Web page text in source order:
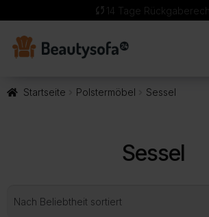
local_shippingKostenlose Lieferung
Startseite Polstermöbel Sessel
Sessel